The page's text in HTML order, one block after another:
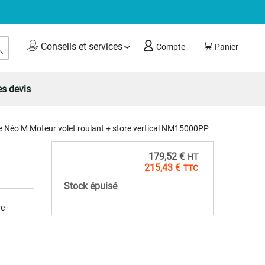
Panier
Conseils et services Compte
Rechercher
devis
Néo M Moteur volet roulant + store vertical NM15000PP
215,43 €
179,52 €
Stock épuisé